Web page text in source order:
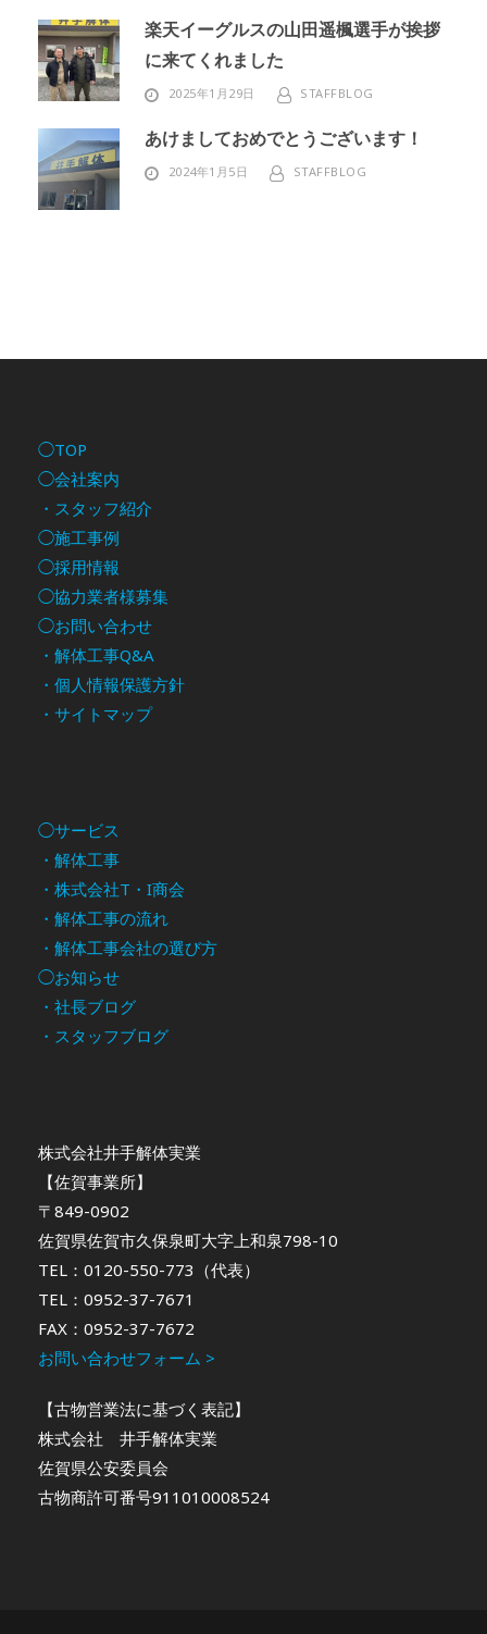
楽天イーグルスの山田遥楓選手が挨拶
に来てくれました
2025年1月29日 STAFFBLOG
あけましておめでとうございます！
2024年1月5日 STAFFBLOG
◯TOP
◯会社案内
・スタッフ紹介
◯施工事例
◯採用情報
◯協力業者様募集
◯お問い合わせ
・解体工事Q&A
・個人情報保護方針
・サイトマップ
◯サービス
・解体工事
・株式会社T・I商会
・解体工事の流れ
・解体工事会社の選び方
◯お知らせ
・社長ブログ
・スタッフブログ
株式会社井手解体実業
【佐賀事業所】
〒849-0902
佐賀県佐賀市久保泉町大字上和泉798-10
TEL：0120-550-773（代表）
TEL：0952-37-7671
FAX：0952-37-7672
お問い合わせフォーム >
【古物営業法に基づく表記】
株式会社 井手解体実業
佐賀県公安委員会
古物商許可番号911010008524